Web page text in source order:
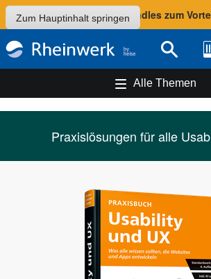
Zum Hauptinhalt springen
Sommer-Aktion: Bundles zum
Suche
Alle Themen
Praxislösungen für alle